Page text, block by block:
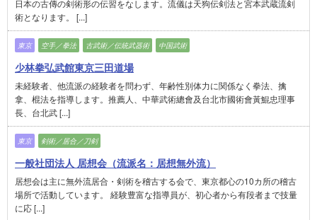
日本の古傳の剣術形の伝習をなします。流儀は天狗伝剣法と宮本武蔵流剣
術となります。 [...]
東京 空手／拳法 古武術／伝統武器術 中国武術
少林拳弘武館東京三田道場
未経験者、他流派の経験者を問わず、年齢性別体力に関係なく拳法、擒
拿、棍法を指導します。推薦人、中華武術總會及台北市國術會黃鯤忠理事
長、台北武 [...]
東京 剣術／居合／刀剣
一般社団法人 居想会（流派名：居想無外流）
居想会は主に無外流居合・剣術を稽古する会で、東京都心の10カ所の稽古
場所で活動しています。 経験豊富な指導員が、初心者から有段者まで技量
に応 [...]